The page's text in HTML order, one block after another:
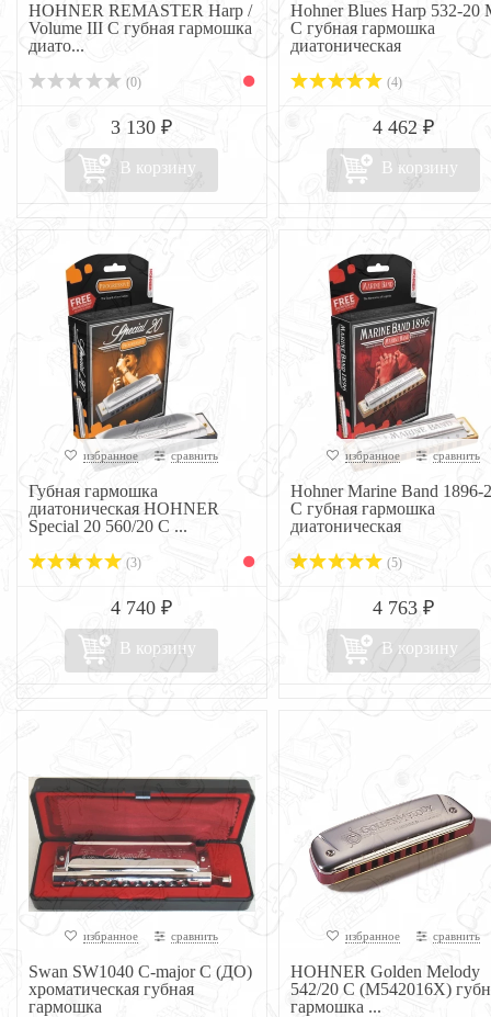
HOHNER REMASTER Harp /
Volume III C губная гармошка
диато...
(0)
3 130 ₽
В корзину
Hohner Blues Harp 532-20
C губная гармошка
диатоническая
(4)
4 462 ₽
В корзину
избранное сравнить
Губная гармошка
диатоническая HOHNER
Special 20 560/20 C ...
(3)
4 740 ₽
В корзину
избранное сравнить
Hohner Marine Band 1896-
C губная гармошка
диатоническая
(5)
4 763 ₽
В корзину
избранное сравнить
Swan SW1040 C-major C (ДО)
хроматическая губная
гармошка
избранное сравнить
HOHNER Golden Melody
542/20 C (M542016X)
гармошка ...